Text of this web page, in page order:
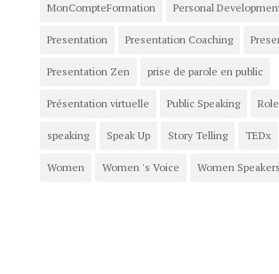
MonCompteFormation Personal
Presentation Presentation Coaching
Presentation Zen prise de parole en public
Présentation virtuelle Public Speaking
speaking Speak Up Story Telling TEDx
Women Women 's Voice Women Speakers